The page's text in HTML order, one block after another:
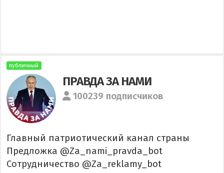
публичный
ПРАВДА ЗА НАМИ
100239 подписчиков
Главный патриотический канал страны
Предложка @Za_nami_pravda_bot
Сотрудничество @Za_reklamy_bot